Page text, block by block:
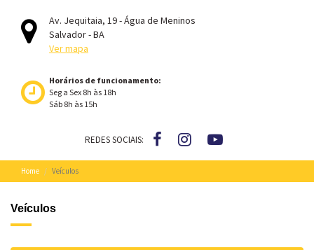
Av. Jequitaia, 19 - Água de Meninos
Salvador - BA
Ver mapa
Horários de funcionamento:
Seg a Sex 8h às 18h
Sáb 8h às 15h
REDES SOCIAIS:
Home Veículos
Veículos